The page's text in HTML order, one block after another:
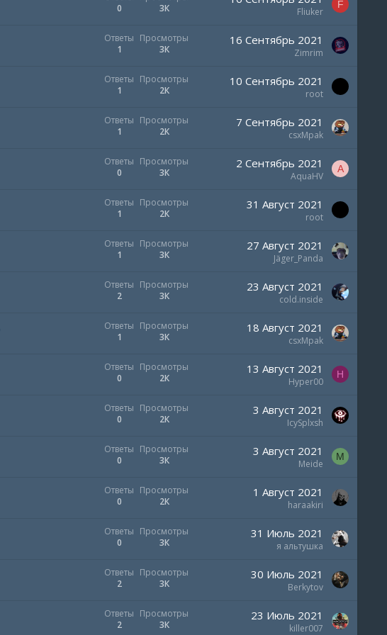
0
3К
Fliuker
F
Ответы
1
Просмотры
3К
16 Сентябрь 2021
Zimrim
Ответы
1
Просмотры
2К
10 Сентябрь 2021
root
Ответы
1
Просмотры
2К
7 Сентябрь 2021
csxMpak
Ответы
0
Просмотры
3К
2 Сентябрь 2021
AquaHV
A
Ответы
1
Просмотры
2К
31 Август 2021
root
Ответы
1
Просмотры
3К
27 Август 2021
Jäger_Panda
Ответы
2
Просмотры
3К
23 Август 2021
cold.inside
Ответы
1
Просмотры
3К
18 Август 2021
csxMpak
Ответы
0
Просмотры
2К
13 Август 2021
Hyper00
H
Ответы
0
Просмотры
2К
3 Август 2021
IcySplxsh
Ответы
0
Просмотры
3К
3 Август 2021
Meide
M
Ответы
0
Просмотры
2К
1 Август 2021
haraakiri
Ответы
0
Просмотры
3К
31 Июль 2021
я альтушка
Ответы
2
Просмотры
3К
30 Июль 2021
Berkytov
Ответы
2
Просмотры
3К
23 Июль 2021
killer007